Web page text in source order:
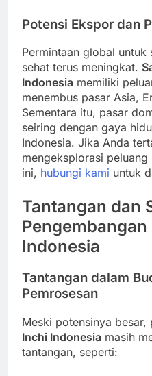
Potensi Ekspor dan
Permintaan global
sehat terus meningkat.
Indonesia memiliki
menembus pasar Asia,
Sementara itu, pasar
seiring dengan gaya
Indonesia. Jika Anda
mengeksplorasi
ini, hubungi kami untuk
Tantangan dan
Indonesia
Tantangan dalam
Pemrosesan
Meski potensinya besar,
Inchi Indonesia masih
tantangan, seperti: